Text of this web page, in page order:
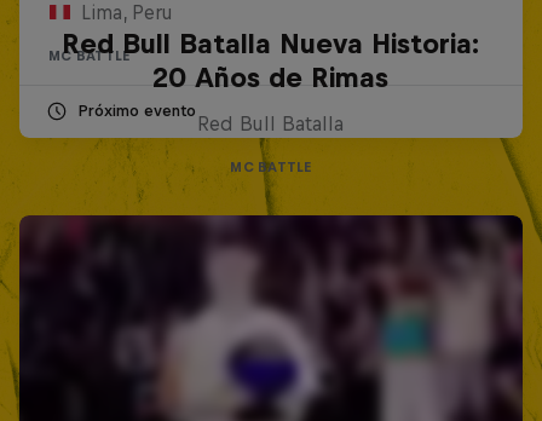
Lima, Peru
MC BATTLE
Próximo evento
Red Bull Batalla Nueva Historia:
20 Años de Rimas
Red Bull Batalla
MC BATTLE